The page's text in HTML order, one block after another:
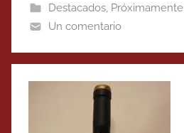
Destacados, Próximamente
Un comentario